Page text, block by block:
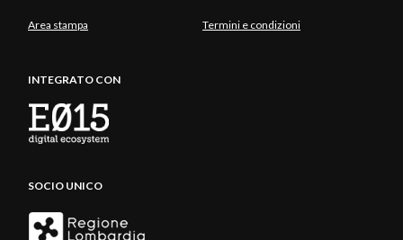
Area stampa Termini e condizioni
INTEGRATO CON
SOCIO UNICO